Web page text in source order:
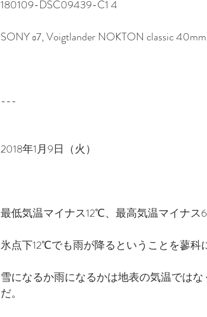
180109-DSC09439-C1 4
SONY α7, Voigtlander NOKTON classic
---
2018年1月9日（火）
最低気温マイナス12℃、最高気温マイナス
氷点下12℃でも雨が降るということを蓼科
雪になるか雨になるかは地表の気温では
だ。